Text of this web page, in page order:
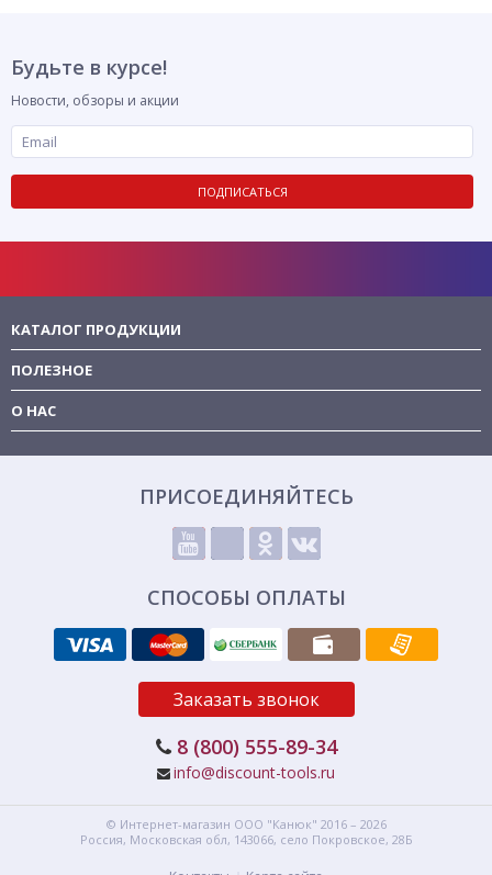
Будьте в курсе!
Новости, обзоры и акции
ПОДПИСАТЬСЯ
КАТАЛОГ ПРОДУКЦИИ
ПОЛЕЗНОЕ
О НАС
ПРИСОЕДИНЯЙТЕСЬ
СПОСОБЫ ОПЛАТЫ
Заказать звонок
8 (800) 555-89-34
info@discount-tools.ru
© Интернет-магазин ООО "Канюк" 2016 – 2026
Россия, Московская обл, 143066, село Покровское, 28Б